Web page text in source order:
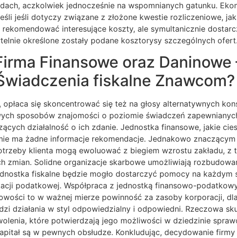
aczkolwiek jednocześnie na wspomnianych gatunku.
jeśli dotyczy związane z złożone kwestie rozliczeniowe,
interesujące koszty, ale symultanicznie
określone zostały podane kosztorysy szczególnych ofert.
Finansowe oraz
fiskalne Znawcom?
się skoncentrować się też na głosy alternatywnych
sposobów znajomości o poziomie świadczeń
działalność o ich zdanie. Jednostka finansowe, jakie
ma żadne informacje rekomendacje. Jednakowo
klienta mogą ewoluować z biegiem wzrostu zakładu,
Solidne organizacje skarbowe umożliwiają
fiskalne będzie mogło dostarczyć pomocy na
podatkowej. Współpraca z jednostką finansowo-
to w ważnej mierze powinność za zasoby korporacji,
działania w styl odpowiedzialny i odpowiedni. Rzeczowa
które potwierdzają jego możliwości w dziedzinie
są w pewnych obsłudze. Konkludując, decydowanie